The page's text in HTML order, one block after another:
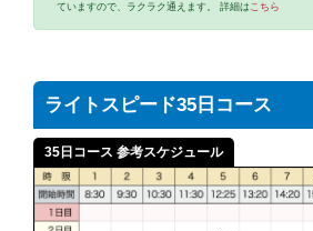
ていますので、ラクラク通えます。 詳細は こちら
ライトスピード35日コース
35日コース 参考スケジュール